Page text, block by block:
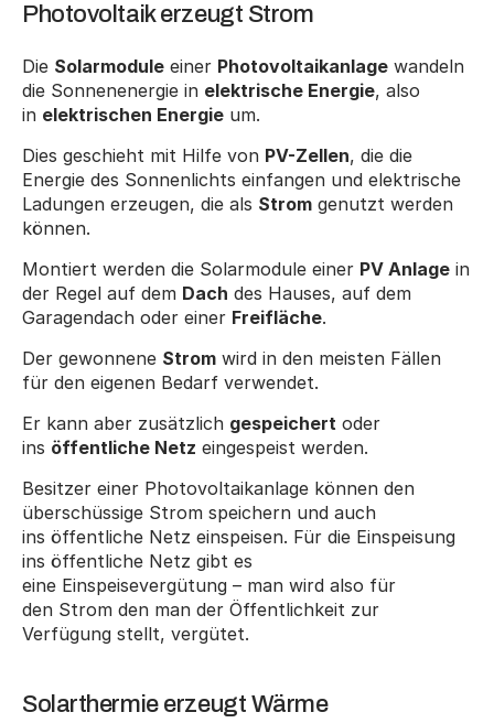
Photovoltaik erzeugt Strom
Die Solarmodule einer Photovoltaikanlage wandeln
die Sonnenenergie in elektrische Energie, also
in elektrischen Energie um.
Dies geschieht mit Hilfe von PV-Zellen, die die
Energie des Sonnenlichts einfangen und elektrische
Ladungen erzeugen, die als Strom genutzt werden
können.
Montiert werden die Solarmodule einer PV Anlage in
der Regel auf dem Dach des Hauses, auf dem
Garagendach oder einer Freifläche.
Der gewonnene Strom wird in den meisten Fällen
für den eigenen Bedarf verwendet.
Er kann aber zusätzlich gespeichert oder
ins öffentliche Netz eingespeist werden.
Besitzer einer Photovoltaikanlage können den
überschüssige Strom speichern und auch
ins öffentliche Netz einspeisen. Für die Einspeisung
ins öffentliche Netz gibt es
eine Einspeisevergütung – man wird also für
den Strom den man der Öffentlichkeit zur
Verfügung stellt, vergütet.
Solarthermie erzeugt Wärme